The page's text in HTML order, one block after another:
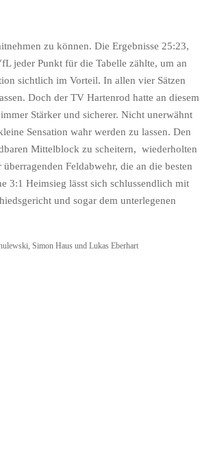
zu können. Die Ergebnisse 25:23,
jeder Punkt für die Tabelle zählte, um an
sichtlich im Vorteil. In allen vier Sätzen
Doch der TV Hartenrod hatte an diesem
Stärker und sicherer. Nicht unerwähnt
Sensation wahr werden zu lassen. Den
Mittelblock zu scheitern, wiederholten
Feldabwehr, die an die besten
3:1 Heimsieg lässt sich schlussendlich mit
und sogar dem unterlegenen
Simon Haus und Lukas Eberhart